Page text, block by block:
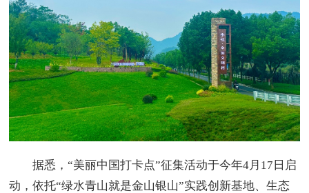
据悉，“美丽中国打卡点”征集活动于今年4月17日启
动，依托“绿水青山就是金山银山”实践创新基地、生态